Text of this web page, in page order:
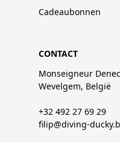
Cadeaubonnen
CONTACT
Monseigneur
Wevelgem, België
+32 492 27 69 29
filip@diving-